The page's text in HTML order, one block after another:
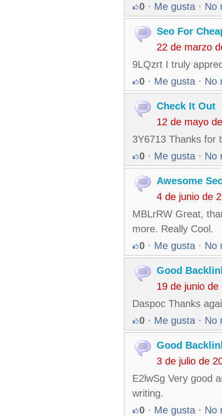
0 · Me gusta · No
Seo For
22 de marzo
9LQzrt I truly
0 · Me gusta · No
Check It Out
12 de mayo
3Y6713 Thanks for
0 · Me gusta · No
Awesome
4 de junio de
MBLrRW Great,
more. Really Cool.
0 · Me gusta · No
Good
19 de junio
Daspoc Thanks
0 · Me gusta · No
Good
3 de julio de
E2lwSg Very good
writing.
0 · Me gusta · No